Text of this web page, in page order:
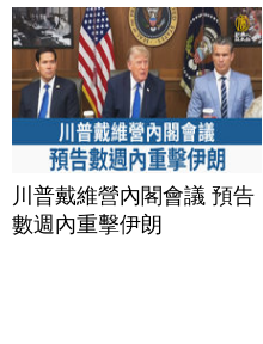
川普戴維營內閣會議 預告
數週內重擊伊朗